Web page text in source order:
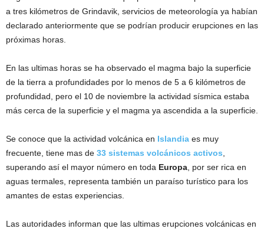
a tres kilómetros de Grindavik, servicios de meteorología ya habían
declarado anteriormente que se podrían producir erupciones en las
próximas horas.
En las ultimas horas se ha observado el magma bajo la superficie
de la tierra a profundidades por lo menos de 5 a 6 kilómetros de
profundidad, pero el 10 de noviembre la actividad sísmica estaba
más cerca de la superficie y el magma ya ascendida a la superficie.
Se conoce que la actividad volcánica en Islandia es muy
frecuente, tiene mas de 33 sistemas volcánicos activos
superando así el mayor número en toda Europa , por ser rica en
aguas termales, representa también un paraíso turístico para los
amantes de estas experiencias.
Las autoridades informan que las ultimas erupciones volcánicas en